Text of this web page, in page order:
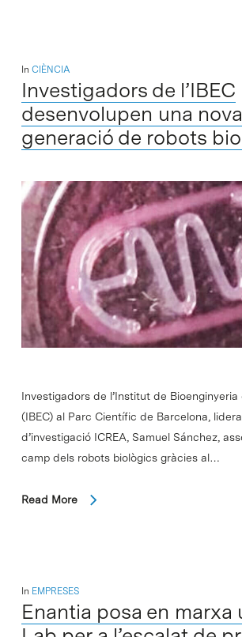
In CIÈNCIA
Investigadors de l’IBEC
desenvolupen una nova
generació de robots
Investigadors de l’Institut de Bioenginyeria
(IBEC) al Parc Científic de Barcelona,
d’investigació ICREA, Samuel Sánchez,
camp dels robots biològics gràcies al…
Read More
In EMPRESES
Enantia posa en marxa